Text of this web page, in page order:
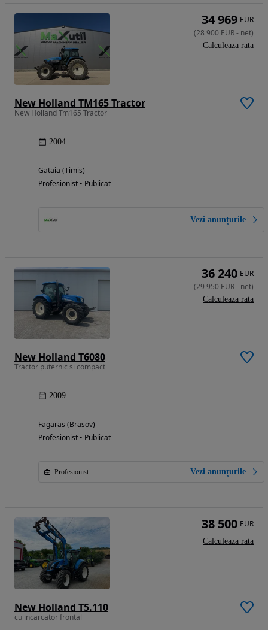
New Holland TM165 Tractor
New Holland Tm165 Tractor
2004
Gataia (Timis)
Profesionist • Publicat
Vezi anunțurile
34 969 EUR
(28 900 EUR- net)
Calculeaza rata
New Holland T6080
Tractor puternic si compact
2009
Fagaras (Brasov)
Profesionist • Publicat
Profesionist Vezi anunțurile
36 240 EUR
(29 950 EUR- net)
Calculeaza rata
New Holland T5.110
cu incarcator frontal
38 500 EUR
Calculeaza rata